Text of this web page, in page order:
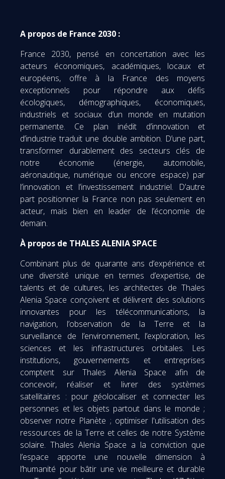
A propos de France 2030 :
France 2030, pensé en concertation avec les
acteurs économiques, académiques, locaux et
européens, offre à la France des moyens
exceptionnels pour répondre aux défis
écologiques, démographiques, économiques,
industriels et sociaux d’un monde en mutation
permanente. Ce plan inédit d’innovation et
d’industrie traduit une double ambition. D’une part,
transformer durablement des secteurs clés de
notre économie (énergie, automobile,
aéronautique, numérique ou encore espace) par
l’innovation et l’investissement industriel. D’autre
part positionner la France non pas seulement en
acteur, mais bien en leader de l’économie de
demain.
À propos de THALES ALENIA SPACE
Combinant plus de quarante ans d’expérience et
une diversité unique en termes d’expertise, de
talents et de cultures, les architectes de Thales
Alenia Space conçoivent et délivrent des solutions
innovantes pour les télécommunications, la
navigation, l’observation de la Terre et la
surveillance de l’environnement, l’exploration, les
sciences et les infrastructures orbitales. Les
institutions, gouvernements et entreprises
comptent sur Thales Alenia Space afin de
concevoir, réaliser et livrer des systèmes
satellitaires : pour géolocaliser et connecter les
personnes et les objets partout dans le monde ;
observer notre Planète ; optimiser l'utilisation des
ressources de la Terre et celles de notre Système
solaire. Thales Alenia Space a la conviction que
l’espace apporte une nouvelle dimension à
l’humanité pour bâtir une vie meilleure et durable